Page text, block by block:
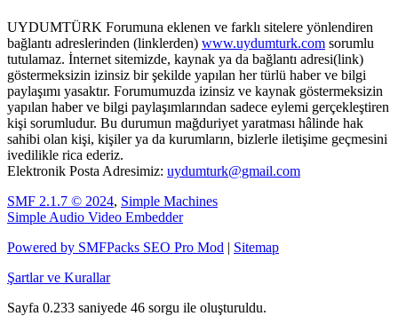
UYDUMTÜRK Forumuna eklenen ve farklı sitelere yönlendiren
bağlantı adreslerinden (linklerden) www.uydumturk.com sorumlu
tutulamaz. İnternet sitemizde, kaynak ya da bağlantı adresi(link)
göstermeksizin izinsiz bir şekilde yapılan her türlü haber ve bilgi
paylaşımı yasaktır. Forumumuzda izinsiz ve kaynak göstermeksizin
yapılan haber ve bilgi paylaşımlarından sadece eylemi gerçekleştiren
kişi sorumludur. Bu durumun mağduriyet yaratması hâlinde hak
sahibi olan kişi, kişiler ya da kurumların, bizlerle iletişime geçmesini
ivedilikle rica ederiz.
Elektronik Posta Adresimiz: uydumturk@gmail.com
SMF 2.1.7 © 2024, Simple Machines
Simple Audio Video Embedder
Powered by SMFPacks SEO Pro Mod | Sitemap
Şartlar ve Kurallar
Sayfa 0.233 saniyede 46 sorgu ile oluşturuldu.